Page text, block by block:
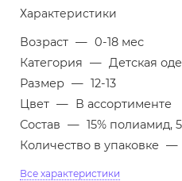
Характеристики
Возраст — 0-18 мес
Категория — Детская
Размер — 12-13
Цвет — В ассортименте
Состав — 15% полиамид,
Количество в упаковке —
Все характеристики